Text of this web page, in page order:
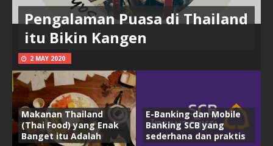
Pengalaman Puasa di Thailand
itu Bikin Kangen
2 MAY 2020
Makanan Thailand
(Thai Food) yang Enak
Banget itu Adalah
E-Banking dan Mobile
Banking SCB yang
sederhana dan praktis